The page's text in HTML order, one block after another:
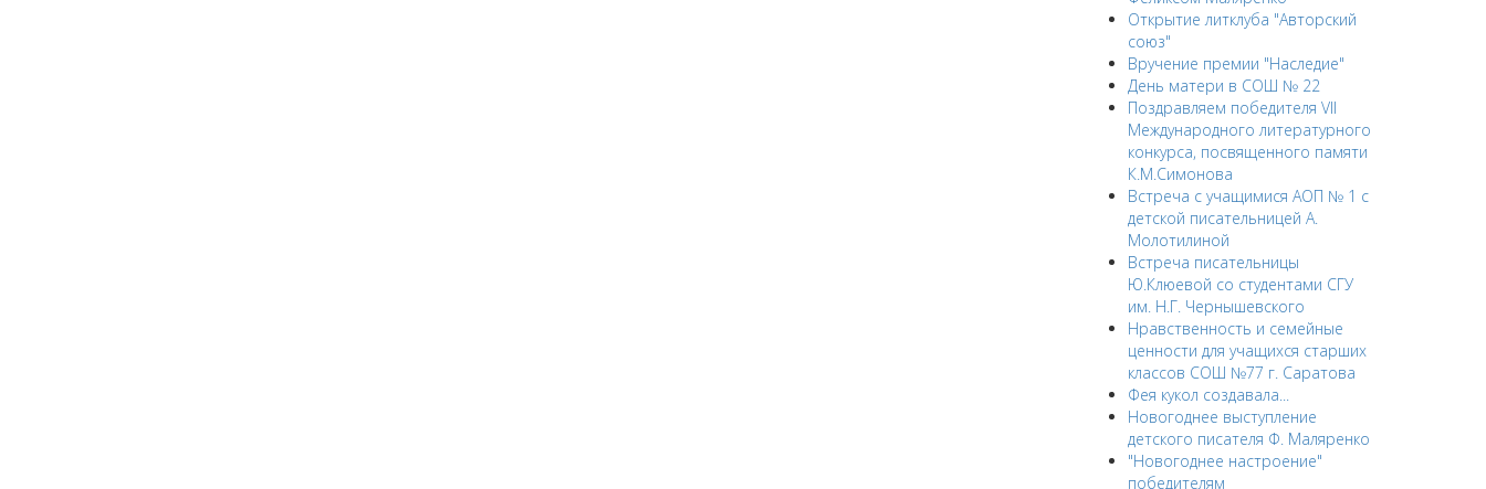
Открытие литклуба "Авторский
союз"
Вручение премии "Наследие"
День матери в СОШ № 22
Поздравляем победителя VII
Международного литературного
конкурса, посвященного памяти
К.М.Симонова
Встреча с учащимися АОП № 1 с
детской писательницей А.
Молотилиной
Встреча писательницы
Ю.Клюевой со студентами СГУ
им. Н.Г. Чернышевского
Нравственность и семейные
ценности для учащихся старших
классов СОШ №77 г. Саратова
Фея кукол создавала...
Новогоднее выступление
детского писателя Ф. Маляренко
"Новогоднее настроение"
победителям